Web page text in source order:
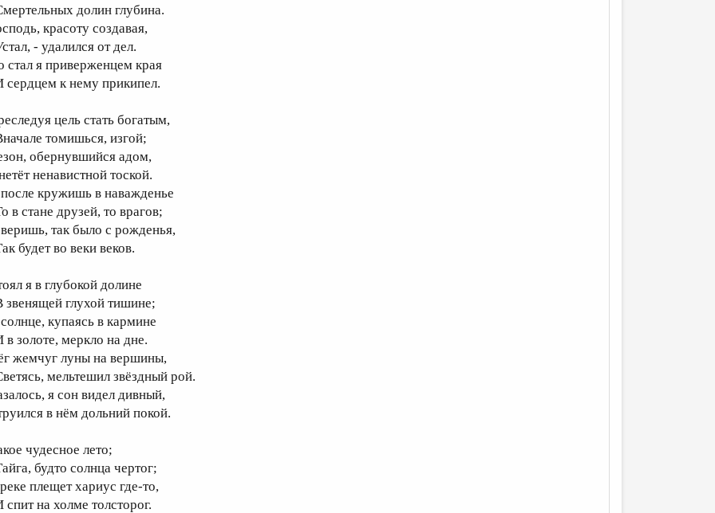
долин глубина.
красоту создавая,
- удалился от дел.
стал я приверженцем края
сердцем к нему прикипел.
цель стать богатым,
томишься, изгой;
обернувшийся адом,
ненавистной тоской.
кружишь в наважденье
в стане друзей, то врагов;
так было с рожденья,
будет во веки веков.
я в глубокой долине
звенящей глухой тишине;
купаясь в кармине
в золоте, меркло на дне.
жемчуг луны на вершины,
мельтешил звёздный рой.
я сон видел дивный,
в нём дольний покой.
чудесное лето;
будто солнца чертог;
плещет хариус где-то,
спит на холме толсторог.